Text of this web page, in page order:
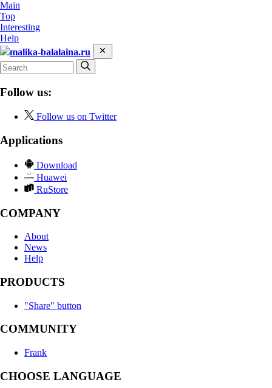
Main
Top
Interesting
Help
malika-balalaina.ru
Follow us:
Follow us on Twitter
Applications
Download
Huawei
RuStore
COMPANY
About
News
Help
PRODUCTS
"Share" button
COMMUNITY
Frank
CHOOSE LANGUAGE